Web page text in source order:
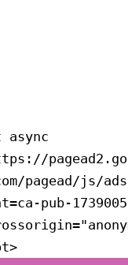
pagead/js/
pub-